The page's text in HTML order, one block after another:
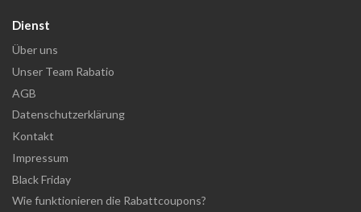
Dienst
Über uns
Unser Team Rabatio
AGB
Datenschutzerklärung
Kontakt
Impressum
Black Friday
Wie funktionieren die Rabattcoupons?